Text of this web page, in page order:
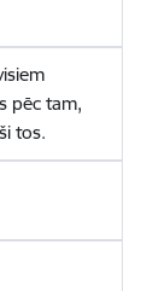
pēc tam,
tos.